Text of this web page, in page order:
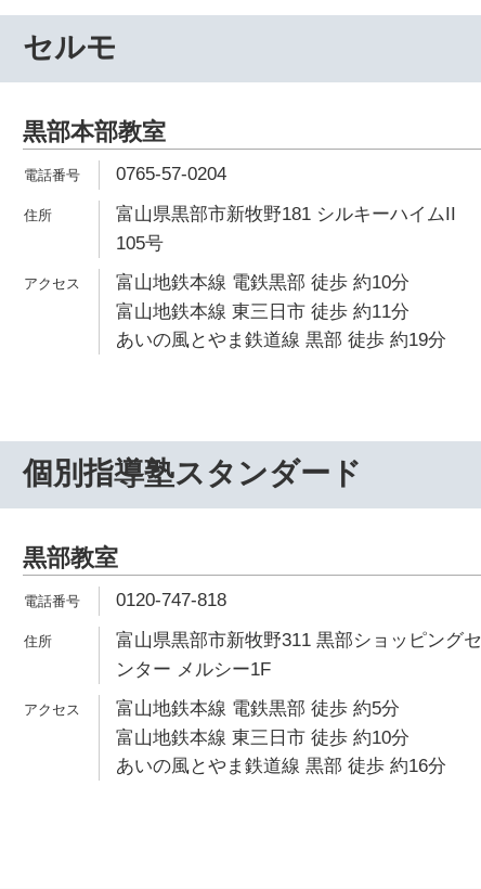
セルモ
黒部本部教室
0765-57-0204
富山県黒部市新牧野181 シルキーハイムII
105号
富山地鉄本線 電鉄黒部 徒歩 約10分
富山地鉄本線 東三日市 徒歩 約11分
あいの風とやま鉄道線 黒部 徒歩 約19分
個別指導塾スタンダード
黒部教室
0120-747-818
富山県黒部市新牧野311 黒部ショッピングセ
ンター メルシー1F
富山地鉄本線 電鉄黒部 徒歩 約5分
富山地鉄本線 東三日市 徒歩 約10分
あいの風とやま鉄道線 黒部 徒歩 約16分